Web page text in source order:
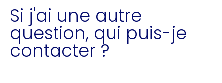
Si j'ai une autre
question, qui puis-je
contacter ?